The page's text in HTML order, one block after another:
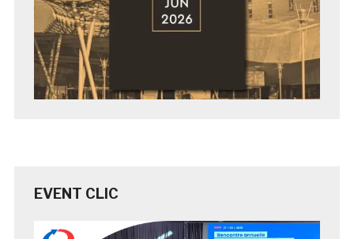
EVENT CLIC